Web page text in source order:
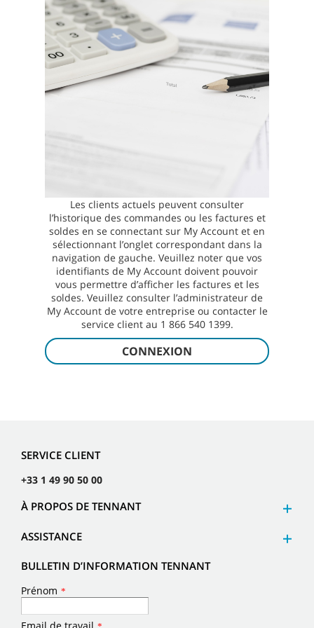
Les clients actuels peuvent consulter
l’historique des commandes ou les factures et
soldes en se connectant sur My Account et en
sélectionnant l’onglet correspondant dans la
navigation de gauche. Veuillez noter que vos
identifiants de My Account doivent pouvoir
vous permettre d’afficher les factures et les
soldes. Veuillez consulter l’administrateur de
My Account de votre entreprise ou contacter le
service client au 1 866 540 1399.
CONNEXION
SERVICE CLIENT
+33 1 49 90 50 00
À PROPOS DE TENNANT
ASSISTANCE
BULLETIN D’INFORMATION TENNANT